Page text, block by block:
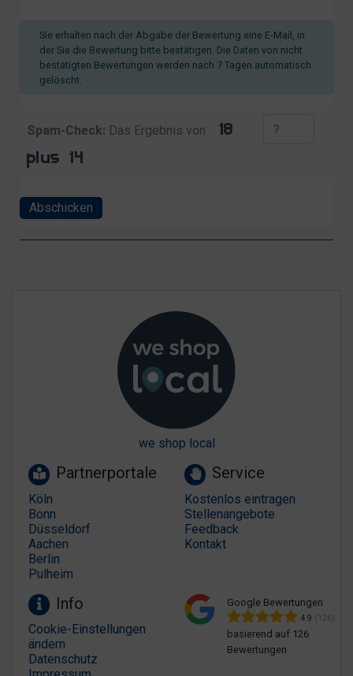
Sie erhalten nach der Abgabe der Bewertung eine E-Mail, in
der Sie die Bewertung bitte bestätigen. Die Daten von nicht
bestätigten Bewertungen werden nach 7 Tagen automatisch
gelöscht.
Spam-Check: Das Ergebnis von
Abschicken
we shop local
Partnerportale
Köln
Bonn
Düsseldorf
Aachen
Berlin
Pulheim
Service
Kostenlos eintragen
Stellenangebote
Feedback
Kontakt
Info
Cookie-Einstellungen
ändern
Datenschutz
Google Bewertungen
4.9 (126)
basierend auf 126
Bewertungen